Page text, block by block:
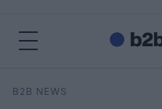
Cerca
B2B NEWS